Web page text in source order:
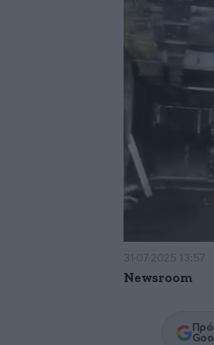
31·07·2025 13:57
Newsroom